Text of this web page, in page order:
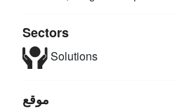
Sectors
Solutions
موقع